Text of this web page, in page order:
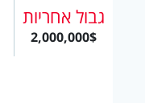
גבול אחריות
2,000,000$